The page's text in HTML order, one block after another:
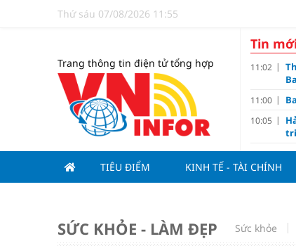
Thứ sáu 07/08/2026 11:55
Trang thông tin điện tử tổng hợp
Tin
11:02
11:00
10:05
09:10
09:00
07:00
TIÊU ĐIỂM KINH TẾ - TÀI CHÍNH
SỨC KHỎE - LÀM ĐẸP Sức khỏe